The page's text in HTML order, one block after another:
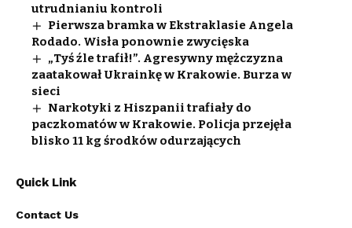
utrudnianiu kontroli
Pierwsza bramka w Ekstraklasie Angela
Rodado. Wisła ponownie zwycięska
„Tyś źle trafił!”. Agresywny mężczyzna
zaatakował Ukrainkę w Krakowie. Burza w
sieci
Narkotyki z Hiszpanii trafiały do
paczkomatów w Krakowie. Policja przejęła
blisko 11 kg środków odurzających
Quick Link
Contact Us